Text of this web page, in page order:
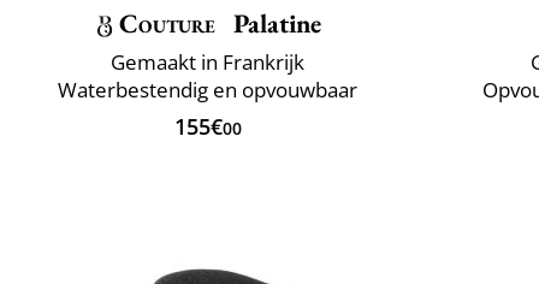
Couture Palatine
Gemaakt in Frankrijk
Waterbestendig en opvouwbaar
155€00